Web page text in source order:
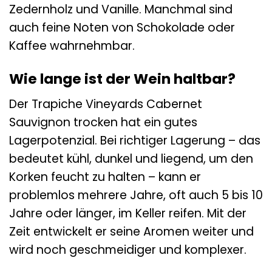
Zedernholz und Vanille. Manchmal sind
auch feine Noten von Schokolade oder
Kaffee wahrnehmbar.
Wie lange ist der Wein haltbar?
Der Trapiche Vineyards Cabernet
Sauvignon trocken hat ein gutes
Lagerpotenzial. Bei richtiger Lagerung – das
bedeutet kühl, dunkel und liegend, um den
Korken feucht zu halten – kann er
problemlos mehrere Jahre, oft auch 5 bis 10
Jahre oder länger, im Keller reifen. Mit der
Zeit entwickelt er seine Aromen weiter und
wird noch geschmeidiger und komplexer.